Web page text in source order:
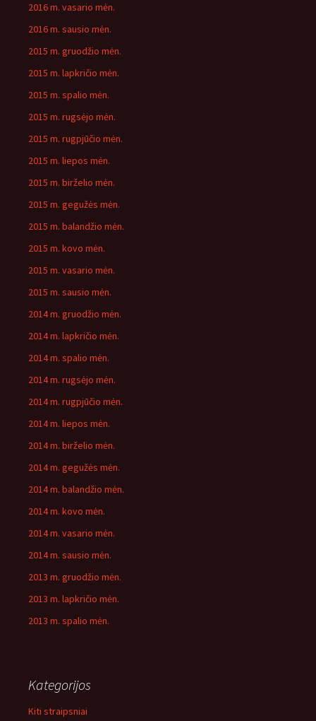
2016 m. vasario mėn.
2016 m. sausio mėn.
2015 m. gruodžio mėn.
2015 m. lapkričio mėn.
2015 m. spalio mėn.
2015 m. rugsėjo mėn.
2015 m. rugpjūčio mėn.
2015 m. liepos mėn.
2015 m. birželio mėn.
2015 m. gegužės mėn.
2015 m. balandžio mėn.
2015 m. kovo mėn.
2015 m. vasario mėn.
2015 m. sausio mėn.
2014 m. gruodžio mėn.
2014 m. lapkričio mėn.
2014 m. spalio mėn.
2014 m. rugsėjo mėn.
2014 m. rugpjūčio mėn.
2014 m. liepos mėn.
2014 m. birželio mėn.
2014 m. gegužės mėn.
2014 m. balandžio mėn.
2014 m. kovo mėn.
2014 m. vasario mėn.
2014 m. sausio mėn.
2013 m. gruodžio mėn.
2013 m. lapkričio mėn.
2013 m. spalio mėn.
Kategorijos
Kiti straipsniai